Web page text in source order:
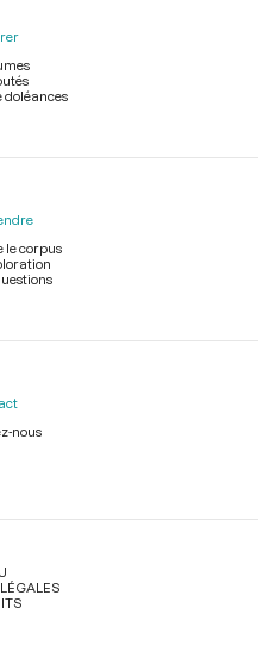
doléances
le corpus
nous